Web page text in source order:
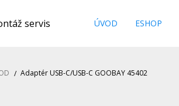
servis ÚVOD ESHOP
Adaptér USB-C/USB-C GOOBAY 45402